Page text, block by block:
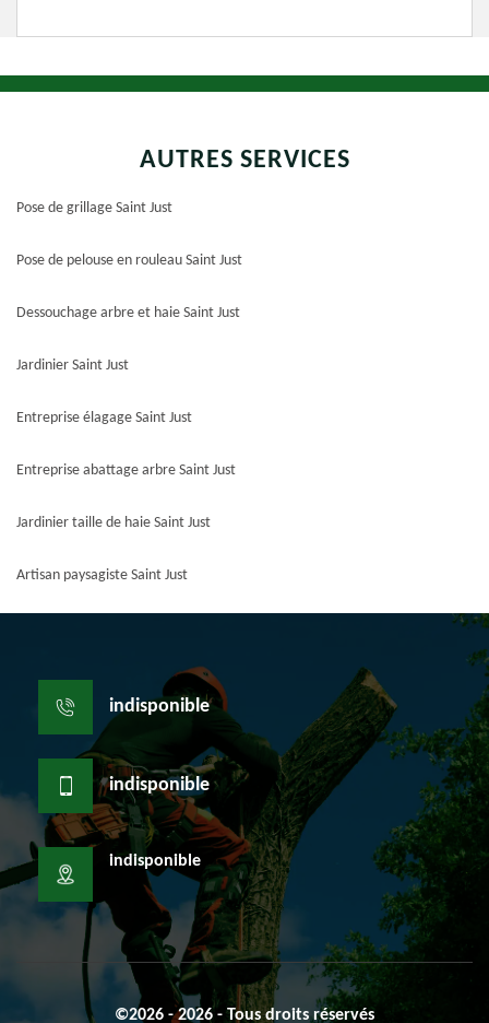
AUTRES SERVICES
Pose de grillage Saint Just
Pose de pelouse en rouleau Saint Just
Dessouchage arbre et haie Saint Just
Jardinier Saint Just
Entreprise élagage Saint Just
Entreprise abattage arbre Saint Just
Jardinier taille de haie Saint Just
Artisan paysagiste Saint Just
indisponible
indisponible
indisponible
©2026 - 2026 - Tous droits réservés